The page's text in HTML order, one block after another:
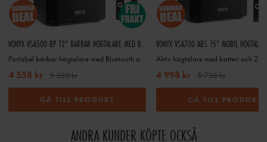
VONYX VSA500-BP 12" BÄRBAR HÖGTALARE MED BLUETOOTH OCH TRÅDLÖS HANDMIKROFON + HEADSETMIKROFON
Portabel bärbar högtalare med Bluetooth och trådlös handmikrofon + headsetmikrofon
4 558 kr 5 350 kr
GÅ TILL PRODUKT
4 998 kr 5 738 kr
GÅ TILL PRODUKT
ANDRA KUNDER KÖPTE OCKSÅ